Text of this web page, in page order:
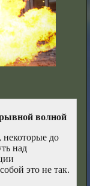
волной
некоторые до
над
это не так.